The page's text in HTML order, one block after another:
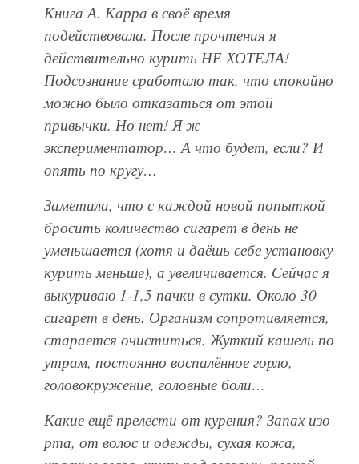
Книга А. Карра в своё время
подействовала. После прочтения я
действительно курить НЕ ХОТЕЛА!
Подсознание сработало так, что спокойно
можно было отказаться от этой
привычки. Но нет! Я ж
экспериментатор… А что будет, если? И
опять по кругу…
Заметила, что с каждой новой попыткой
бросить количество сигарет в день не
уменьшается (хотя и даёшь себе установку
курить меньше), а увеличивается. Сейчас я
выкуриваю 1-1,5 пачки в сутки. Около 30
сигарет в день. Организм сопротивляется,
старается очиститься. Жуткий кашель по
утрам, постоянно воспалённое горло,
головокружение, головные боли…
Какие ещё прелести от курения? Запах изо
рта, от волос и одежды, сухая кожа,